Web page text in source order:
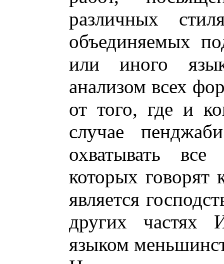
различных
объединяемых
или иного
анализом всех
от того, где и
случае
охватывать
которых говорят
является
других частях
языком